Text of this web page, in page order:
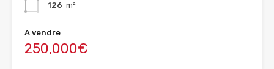
126 m²
A vendre
250,000€